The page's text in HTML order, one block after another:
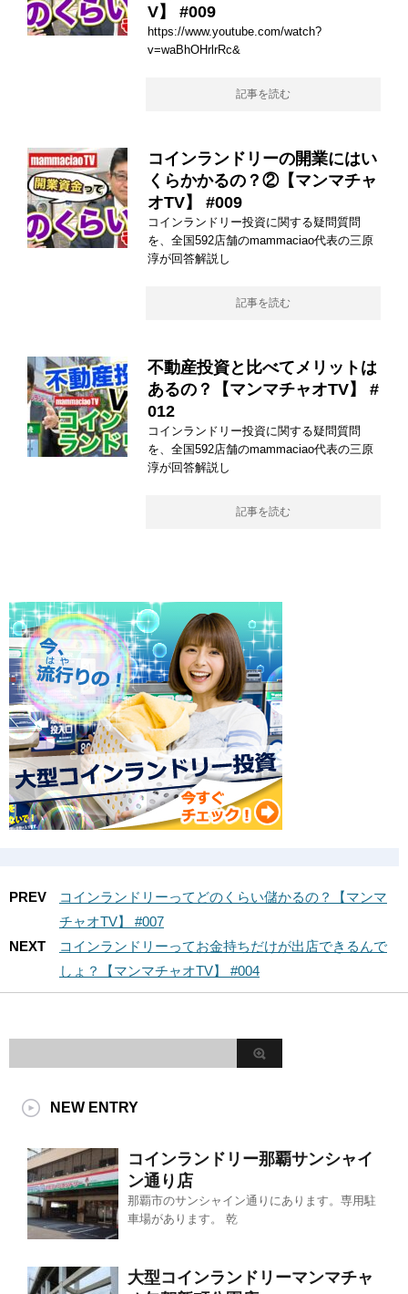
V】 #009
https://www.youtube.com/watch?
v=waBhOHrlrRc&
記事を読む
コインランドリーの開業にはい
くらかかるの？②【マンマチャ
オTV】 #009
コインランドリー投資に関する疑問質問
を、全国592店舗のmammaciao代表の三原
淳が回答解説し
記事を読む
不動産投資と比べてメリットは
あるの？【マンマチャオTV】 #
012
コインランドリー投資に関する疑問質問
を、全国592店舗のmammaciao代表の三原
淳が回答解説し
記事を読む
PREV
コインランドリーってどのくらい儲かるの？【マンマ
チャオTV】 #007
NEXT
コインランドリーってお金持ちだけが出店できるんで
しょ？【マンマチャオTV】 #004
NEW ENTRY
コインランドリー那覇サンシャイ
ン通り店
那覇市のサンシャイン通りにあります。専用駐
車場があります。 乾
大型コインランドリーマンマチャ